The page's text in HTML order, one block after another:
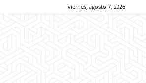
viernes, agosto 7, 2026